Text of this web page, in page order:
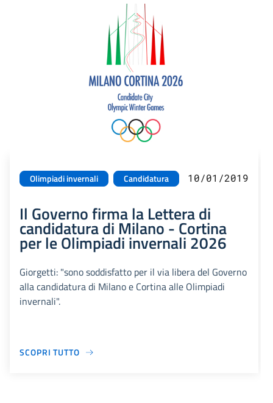
Olimpiadi invernali Candidatura 10/01/2019
Il Governo firma la Lettera di
candidatura di Milano - Cortina
per le Olimpiadi invernali 2026
Giorgetti: "sono soddisfatto per il via libera del Governo
alla candidatura di Milano e Cortina alle Olimpiadi
invernali".
SCOPRI TUTTO